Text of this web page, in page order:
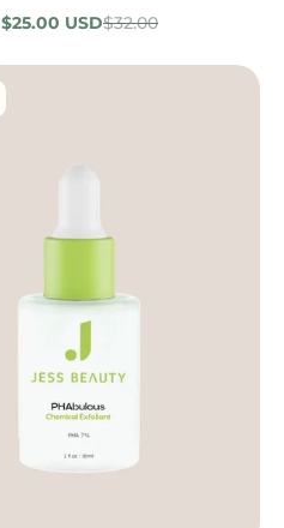
CONDITIONER
$25.00 USD$32.00